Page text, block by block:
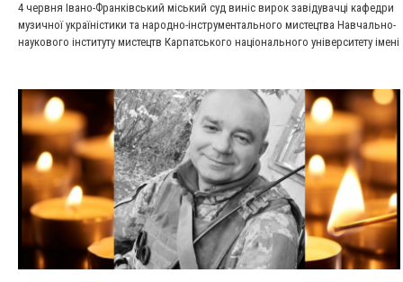
4 червня Івано-Франківський міський суд виніс вирок завідувачці кафедри
музичної україністики та народно-інструментального мистецтва Навчально-
наукового інституту мистецтв Карпатського національного університету імені